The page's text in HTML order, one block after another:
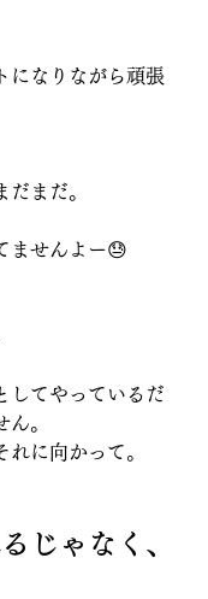
になりながら頑張
だまだ。
ませんよー😓
してやっているだ
ん。
れに向かって。
じゃなく、